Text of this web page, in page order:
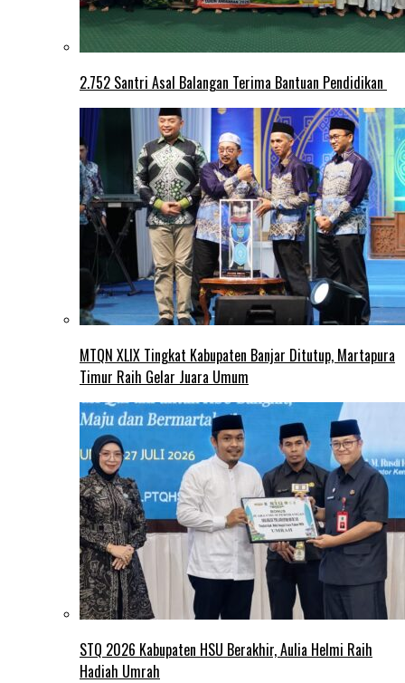
2.752 Santri Asal Balangan Terima Bantuan Pendidikan
MTQN XLIX Tingkat Kabupaten Banjar Ditutup, Martapura
Timur Raih Gelar Juara Umum
STQ 2026 Kabupaten HSU Berakhir, Aulia Helmi Raih
Hadiah Umrah